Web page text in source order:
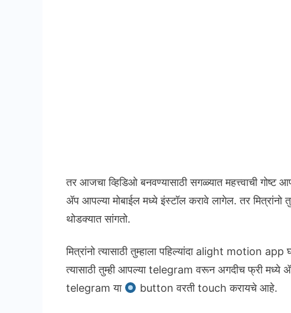
तर आजचा व्हिडिओ बनवण्यासाठी सगळ्यात महत्त्वाची
ॲप आपल्या मोबाईल मध्ये इंस्टॉल करावे लागेल. तर
थोडक्यात सांगतो.
मित्रांनो त्यासाठी तुम्हाला पहिल्यांदा alight motion
त्यासाठी तुम्ही आपल्या telegram वरून अगदीच फ्री मध्ये
telegram या
button वरती touch करायचे आहे.